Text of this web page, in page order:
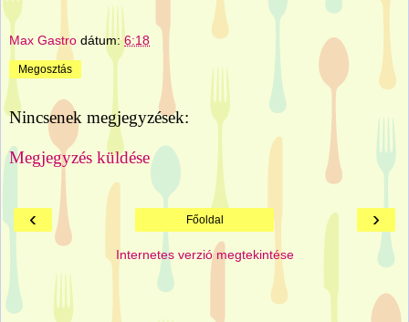
Max Gastro dátum:6:18
Megosztás
Nincsenek megjegyzések:
Megjegyzés küldése
‹ ›
Főoldal
Internetes verzió megtekintése